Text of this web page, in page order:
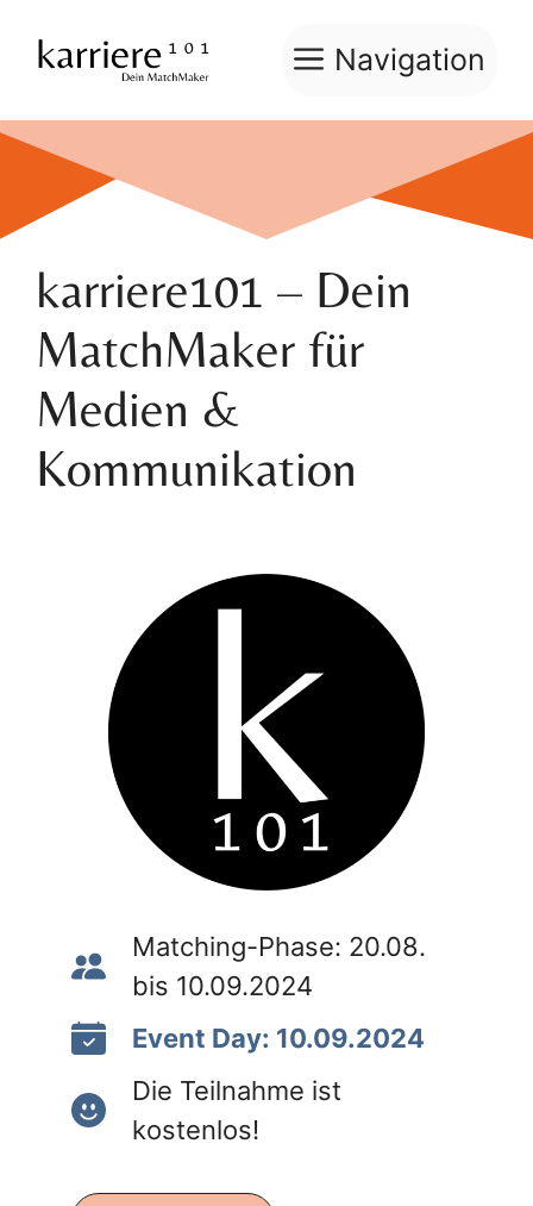
Inhalt
springen
Navigation
karriere101 – Dein
MatchMaker für
Medien &
Kommunikation
Matching-Phase: 20.08.
bis 10.09.2024
Event Day: 10.09.2024
Die Teilnahme ist
kostenlos!